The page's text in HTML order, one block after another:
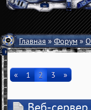
Главная»Форум»
« 1 2 3 »